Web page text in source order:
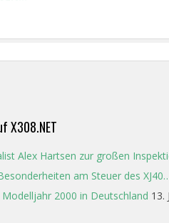
X308.NET
Alex Hartsen zur großen
am Steuer des
2000 in Deutschland 13.